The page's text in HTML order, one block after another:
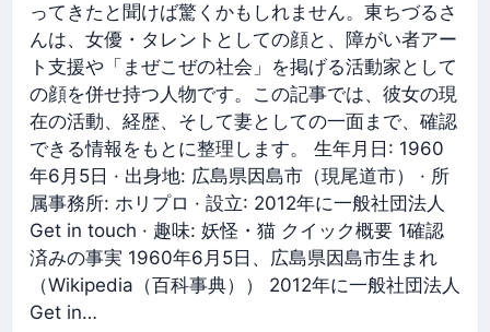
ってきたと聞けば驚くかもしれません。東ちづるさ
んは、女優・タレントとしての顔と、障がい者アー
ト支援や「まぜこぜの社会」を掲げる活動家として
の顔を併せ持つ人物です。この記事では、彼女の現
在の活動、経歴、そして妻としての一面まで、確認
できる情報をもとに整理します。 生年月日: 1960
年6月5日 · 出身地: 広島県因島市（現尾道市） · 所
属事務所: ホリプロ · 設立: 2012年に一般社団法人
Get in touch · 趣味: 妖怪・猫 クイック概要 1確認
済みの事実 1960年6月5日、広島県因島市生まれ
（Wikipedia（百科事典）） 2012年に一般社団法人
Get in…